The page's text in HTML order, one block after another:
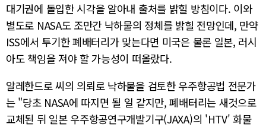
대기권에 돌입한 시각을 알아내 출처를 밝힐 방침이다. 이와
별도로 NASA도 조만간 낙하물의 정체를 밝힐 전망인데, 만약
ISS에서 투기한 폐배터리가 맞는다면 미국은 물론 일본, 러시
아도 책임을 져야 할 가능성이 떠올랐다.
알레한드로 씨의 의뢰로 낙하물을 검토한 우주항공법 전문가
는 "당초 NASA에 따지면 될 일 같지만, 폐배터리는 새것으로
교체된 뒤 일본 우주항공연구개발기구(JAXA)의 'HTV' 화물